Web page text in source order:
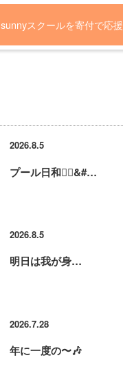
sunnyスクールを寄付で応援
2026.8.5
プール日和🏊‍♂&#…
2026.8.5
明日は我が身…
2026.7.28
年に一度の〜🎶